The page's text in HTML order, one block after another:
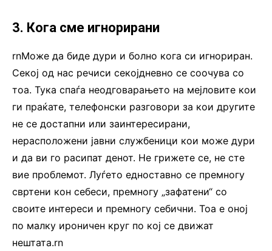
3. Кога сме игнорирани
rnМоже да биде дури и болно кога си игнориран.
Секој од нас речиси секојдневно се соочува со
тоа. Тука спаѓа неодговарањето на мејловите кои
ги праќате, телефонски разговори за кои другите
не се достапни или заинтересирани,
нерасположени јавни службеници кои може дури
и да ви го расипат денот. Не грижете се, не сте
вие проблемот. Луѓето едноставно се премногу
свртени кон себеси, премногу „зафатени“ со
своите интереси и премногу себични. Тоа е оној
по малку ироничен круг по кој се движат
нештата.rn